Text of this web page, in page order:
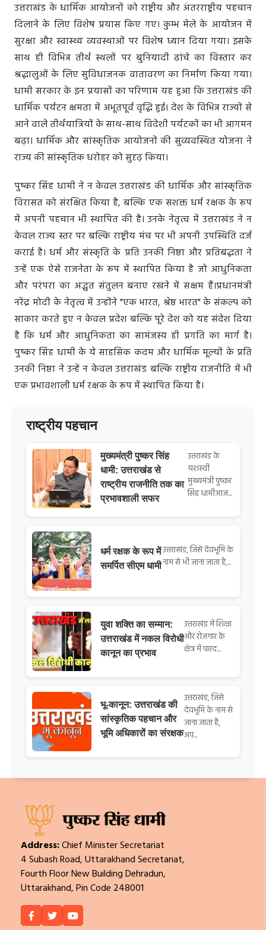
उत्तराखंड के धार्मिक आयोजनों को राष्ट्रीय और अंतरराष्ट्रीय पहचान
दिलाने के लिए विशेष प्रयास किए गए। कुम्भ मेले के आयोजन में
सुरक्षा और स्वास्थ्य व्यवस्थाओं पर विशेष ध्यान दिया गया। इसके
साथ ही विभिन्न तीर्थ स्थलों पर बुनियादी ढांचे का विस्तार कर
श्रद्धालुओं के लिए सुविधाजनक वातावरण का निर्माण किया गया।
धामी सरकार के इन प्रयासों का परिणाम यह हुआ कि उत्तराखंड की
धार्मिक पर्यटन क्षमता में अभूतपूर्व वृद्धि हुई। देश के विभिन्न राज्यों से
आने वाले तीर्थयात्रियों के साथ-साथ विदेशी पर्यटकों का भी आगमन
बढ़ा। धार्मिक और सांस्कृतिक आयोजनों की सुव्यवस्थित योजना ने
राज्य की सांस्कृतिक धरोहर को सुदृढ़ किया।
पुष्कर सिंह धामी ने न केवल उत्तराखंड की धार्मिक और सांस्कृतिक
विरासत को संरक्षित किया है, बल्कि एक सशक्त धर्म रक्षक के रूप
में अपनी पहचान भी स्थापित की है। उनके नेतृत्व में उत्तराखंड ने न
केवल राज्य स्तर पर बल्कि राष्ट्रीय मंच पर भी अपनी उपस्थिति दर्ज
कराई है। धर्म और संस्कृति के प्रति उनकी निष्ठा और प्रतिबद्धता ने
उन्हें एक ऐसे राजनेता के रूप में स्थापित किया है जो आधुनिकता
और परंपरा का अद्भुत संतुलन बनाए रखने में सक्षम हैं।प्रधानमंत्री
नरेंद्र मोदी के नेतृत्व में उन्होंने "एक भारत, श्रेष्ठ भारत" के संकल्प को
साकार करते हुए न केवल प्रदेश बल्कि पूरे देश को यह संदेश दिया
है कि धर्म और आधुनिकता का सामंजस्य ही प्रगति का मार्ग है।
पुष्कर सिंह धामी के ये साहसिक कदम और धार्मिक मूल्यों के प्रति
उनकी निष्ठा ने उन्हें न केवल उत्तराखंड बल्कि राष्ट्रीय राजनीति में भी
एक प्रभावशाली धर्म रक्षक के रूप में स्थापित किया है।
राष्ट्रीय पहचान
मुख्यमंत्री पुष्कर सिंह
धामी: उत्तराखंड से
राष्ट्रीय राजनीति तक का
प्रभावशाली सफर
उत्तराखंड के
यशस्वी
मुख्यमंत्री पुष्कर
सिंह धामीआज...
धर्म रक्षक के रूप में
समर्पित सीएम धामी
उत्तराखंड, जिसे देवभूमि के
नाम से भी जाना जाता है,...
युवा शक्ति का सम्मान:
उत्तराखंड में नकल विरोधी
कानून का प्रभाव
उत्तराखंड में शिक्षा
और रोजगार के
क्षेत्र में पारद...
भू-कानून: उत्तराखंड की
सांस्कृतिक पहचान और
भूमि अधिकारों का संरक्षक
उत्तराखंड, जिसे
देवभूमि के नाम से
जाना जाता है,
अप...
Address:Chief Minister Secretariat
4 Subash Road, Uttarakhand Secretariat,
Fourth Floor New Building Dehradun,
Uttarakhand, Pin Code 248001